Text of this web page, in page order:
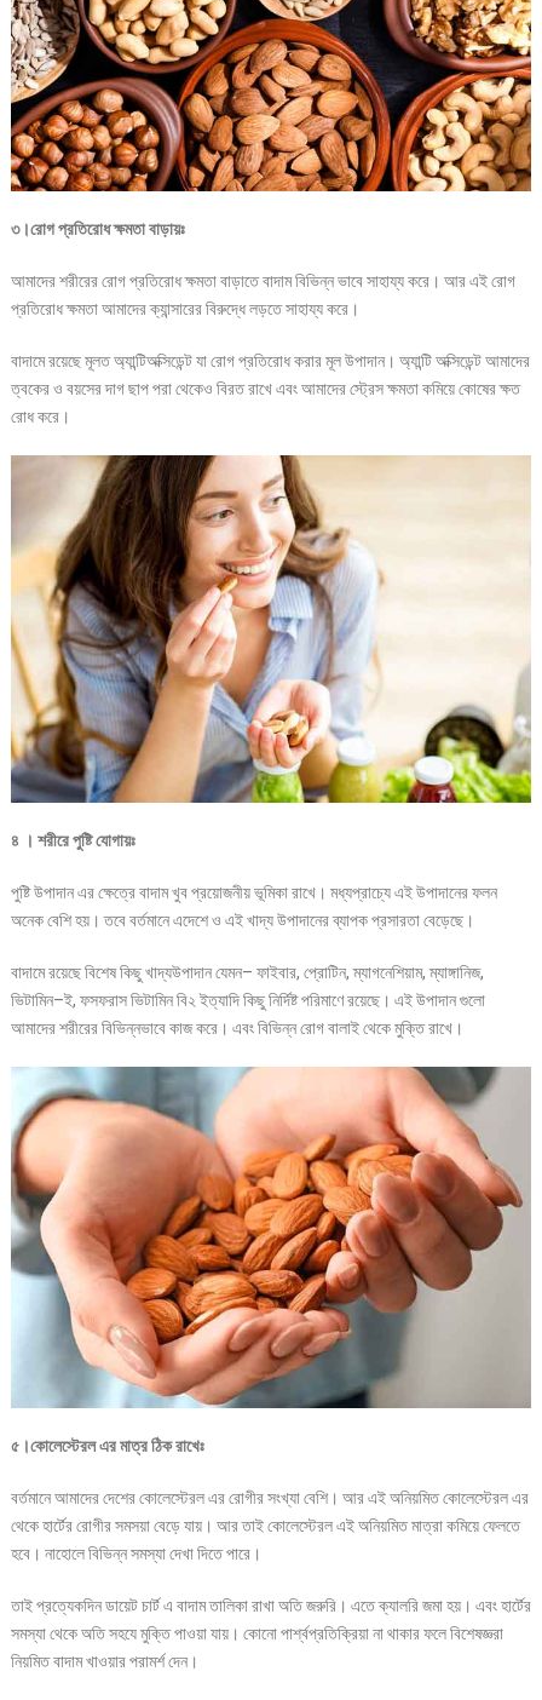
৩।রোগ প্রতিরোধ ক্ষমতা বাড়ায়ঃ
আমাদের শরীরের রোগ প্রতিরোধ ক্ষমতা বাড়াতে বাদাম বিভিন্ন ভাবে সাহায্য করে। আর এই রোগ
প্রতিরোধ ক্ষমতা আমাদের ক্যান্সারের বিরুদ্ধে লড়তে সাহায্য করে।
বাদামে রয়েছে মূলত অ্যান্টিঅক্সিডেন্ট যা রোগ প্রতিরোধ করার মূল উপাদান। অ্যান্টি অক্সিডেন্ট আমাদের
ত্বকের ও বয়সের দাগ ছাপ পরা থেকেও বিরত রাখে এবং আমাদের স্ট্রেস ক্ষমতা কমিয়ে কোষের ক্ষত
রোধ করে।
৪ । শরীরে পুষ্টি যোগায়ঃ
পুষ্টি উপাদান এর ক্ষেত্রে বাদাম খুব প্রয়োজনীয় ভূমিকা রাখে। মধ্যপ্রাচ্যে এই উপাদানের ফলন
অনেক বেশি হয়। তবে বর্তমানে এদেশে ও এই খাদ্য উপাদানের ব্যাপক প্রসারতা বেড়েছে।
বাদামে রয়েছে বিশেষ কিছু খাদ্যউপাদান যেমন– ফাইবার, প্রোটিন, ম্যাগনেশিয়াম, ম্যাঙ্গানিজ,
ভিটামিন–ই, ফসফরাস ভিটামিন বি২ ইত্যাদি কিছু নির্দিষ্ট পরিমাণে রয়েছে। এই উপাদান গুলো
আমাদের শরীরের বিভিন্নভাবে কাজ করে। এবং বিভিন্ন রোগ বালাই থেকে মুক্তি রাখে।
৫।কোলেস্টেরল এর মাত্র ঠিক রাখেঃ
বর্তমানে আমাদের দেশের কোলেস্টেরল এর রোগীর সংখ্যা বেশি। আর এই অনিয়মিত কোলেস্টেরল এর
থেকে হার্টের রোগীর সমসয়া বেড়ে যায়। আর তাই কোলেস্টেরল এই অনিয়মিত মাত্রা কমিয়ে ফেলতে
হবে। নাহোলে বিভিন্ন সমস্যা দেখা দিতে পারে।
তাই প্রত্যেকদিন ডায়েট চার্ট এ বাদাম তালিকা রাখা অতি জরুরি। এতে ক্যালরি জমা হয়। এবং হার্টের
সমস্যা থেকে অতি সহযে মুক্তি পাওয়া যায়। কোনো পার্শ্বপ্রতিক্রিয়া না থাকার ফলে বিশেষজ্ঞরা
নিয়মিত বাদাম খাওয়ার পরামর্শ দেন।